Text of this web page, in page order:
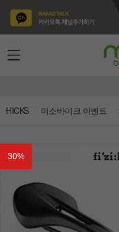
HICKS 미소바이크 이벤트
30%